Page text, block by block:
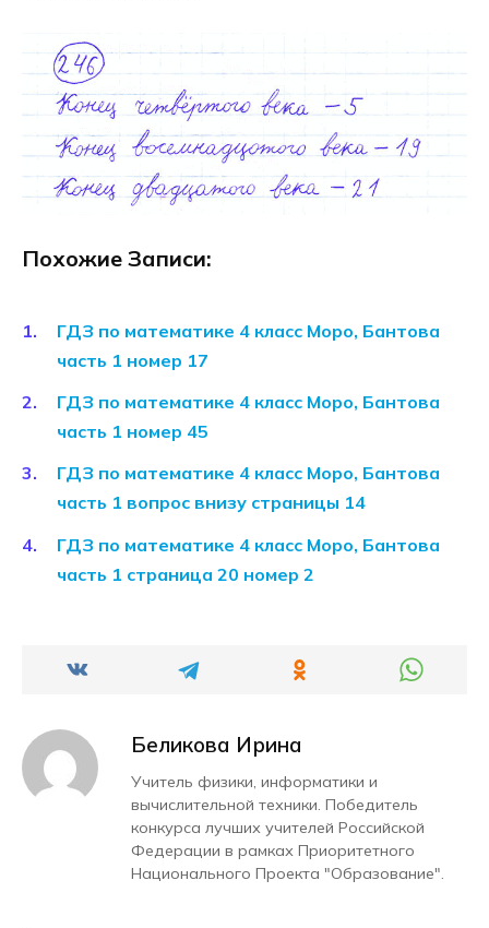
Похожие Записи:
ГДЗ по математике 4 класс Моро, Бантова
часть 1 номер 17
ГДЗ по математике 4 класс Моро, Бантова
часть 1 номер 45
ГДЗ по математике 4 класс Моро, Бантова
часть 1 вопрос внизу страницы 14
ГДЗ по математике 4 класс Моро, Бантова
часть 1 страница 20 номер 2
Беликова Ирина
Учитель физики, информатики и
вычислительной техники. Победитель
конкурса лучших учителей Российской
Федерации в рамках Приоритетного
Национального Проекта "Образование".